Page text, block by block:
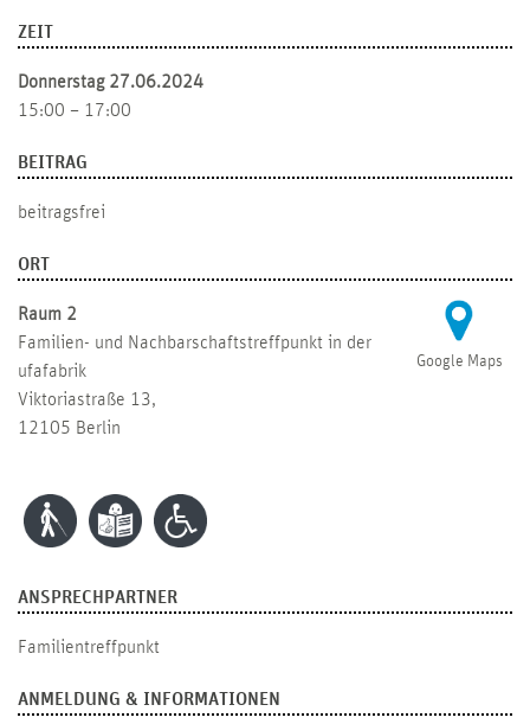
ZEIT
Donnerstag 27.06.2024
15:00 – 17:00
BEITRAG
beitragsfrei
ORT
Google Maps
Raum 2
Familien- und Nachbarschaftstreffpunkt in der
ufafabrik
Viktoriastraße 13,
12105 Berlin
ANSPRECHPARTNER
Familientreffpunkt
ANMELDUNG & INFORMATIONEN